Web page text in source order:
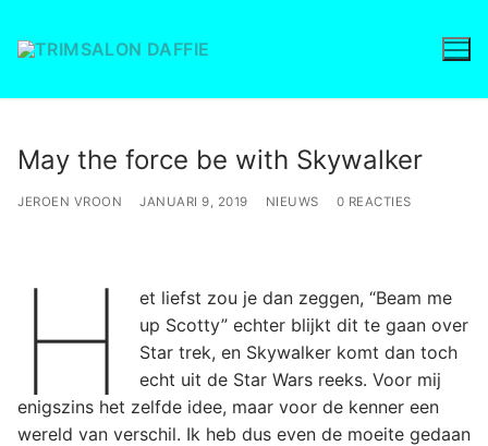
naar
inhoud
May the force be with Skywalker
JEROEN VROON JANUARI 9, 2019 NIEUWS 0 REACTIES
H
et liefst zou je dan zeggen, “Beam me
up Scotty” echter blijkt dit te gaan over
Star trek, en Skywalker komt dan toch
echt uit de Star Wars reeks. Voor mij
enigszins het zelfde idee, maar voor de kenner een
wereld van verschil. Ik heb dus even de moeite gedaan